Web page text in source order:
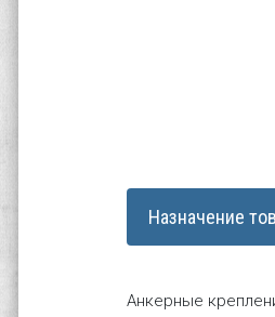
Назначение
Анкерные